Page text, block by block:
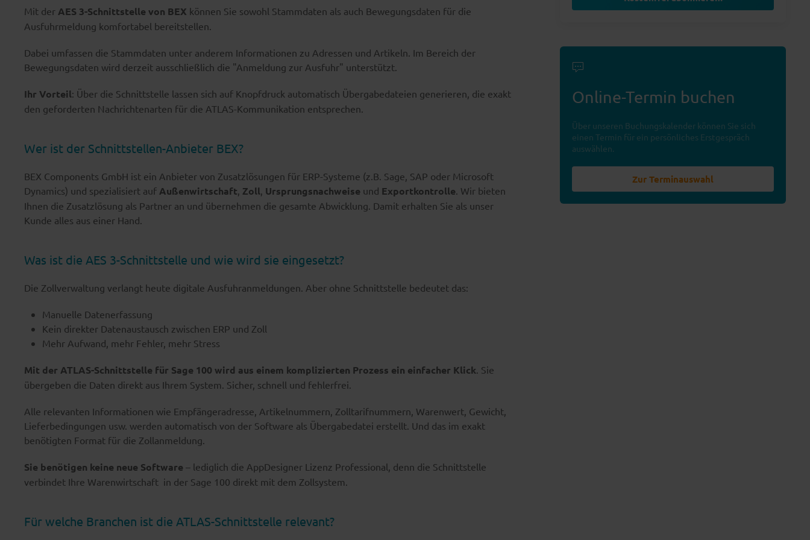
Mit der AES 3-Schnittstelle von BEX können Sie sowohl Stammdaten als auch Bewegungsdaten für die
Ausfuhrmeldung komfortabel bereitstellen.
Dabei umfassen die Stammdaten unter anderem Informationen zu Adressen und Artikeln. Im Bereich der
Bewegungsdaten wird derzeit ausschließlich die "Anmeldung zur Ausfuhr" unterstützt.
Ihr Vorteil: Über die Schnittstelle lassen sich auf Knopfdruck automatisch Übergabedateien generieren, die exakt
den geforderten Nachrichtenarten für die ATLAS-Kommunikation entsprechen.
Wer ist der Schnittstellen-Anbieter BEX?
BEX Components GmbH ist ein Anbieter von Zusatzlösungen für ERP-Systeme (z.B. Sage, SAP oder Microsoft
Dynamics) und spezialisiert auf Außenwirtschaft, Zoll, Ursprungsnachweise und Exportkontrolle. Wir bieten
Ihnen die Zusatzlösung als Partner an und übernehmen die gesamte Abwicklung. Damit erhalten Sie als unser
Kunde alles aus einer Hand.
Was ist die AES 3-Schnittstelle und wie wird sie eingesetzt?
Die Zollverwaltung verlangt heute digitale Ausfuhranmeldungen. Aber ohne Schnittstelle bedeutet das:
Manuelle Datenerfassung
Kein direkter Datenaustausch zwischen ERP und Zoll
Mehr Aufwand, mehr Fehler, mehr Stress
Mit der ATLAS-Schnittstelle für Sage 100 wird aus einem komplizierten Prozess ein einfacher Klick. Sie
übergeben die Daten direkt aus Ihrem System. Sicher, schnell und fehlerfrei.
Alle relevanten Informationen wie Empfängeradresse, Artikelnummern, Zolltarifnummern, Warenwert, Gewicht,
Lieferbedingungen usw. werden automatisch von der Software als Übergabedatei erstellt. Und das im exakt
benötigten Format für die Zollanmeldung.
Sie benötigen keine neue Software – lediglich die AppDesigner Lizenz Professional, denn die Schnittstelle
verbindet Ihre Warenwirtschaft in der Sage 100 direkt mit dem Zollsystem.
Für welche Branchen ist die ATLAS-Schnittstelle relevant?
Online-Termin buchen
Über unseren Buchungskalender können Sie sich
einen Termin für ein persönliches Erstgespräch
auswählen.
Zur Terminauswahl